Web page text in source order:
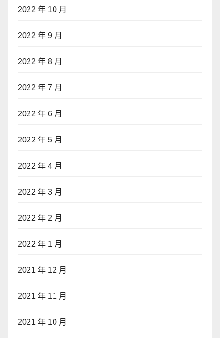
2022 年 10 月
2022 年 9 月
2022 年 8 月
2022 年 7 月
2022 年 6 月
2022 年 5 月
2022 年 4 月
2022 年 3 月
2022 年 2 月
2022 年 1 月
2021 年 12 月
2021 年 11 月
2021 年 10 月